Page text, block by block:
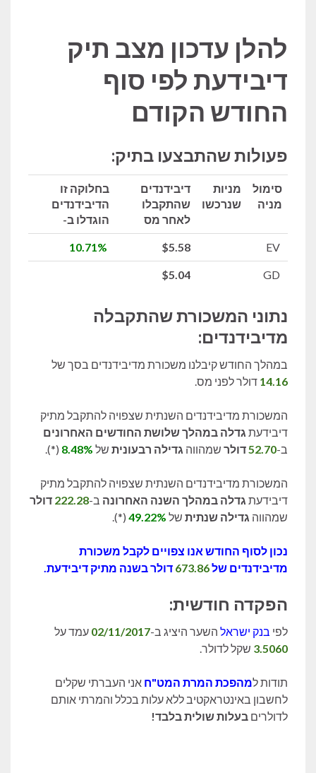
להלן עדכון מצב תיק
דיבידעת לפי סוף
החודש הקודם
פעולות שהתבצעו בתיק:
סימול
מניה
מניות
שנרכשו
דיבידנדים
שהתקבלו
לאחר מס
בחלוקה זו
הדיבידנדים
הוגדלו ב-
$5.58
10.71%
$5.04
נתוני המשכורת שהתקבלה
מדיבידנדים:
במהלך החודש קיבלנו משכורת מדיבידנדים בסך של
14.16 דולר לפני מס.
המשכורת מדיבידנדים השנתית שצפויה להתקבל מתיק
דיבידעת גדלה במהלך שלושת החודשים האחרונים
ב-52.70דולר שמהווה גדילה רבעונית של 8.48%
(*).
המשכורת מדיבידנדים השנתית שצפויה להתקבל מתיק
דיבידעת גדלה במהלך השנה האחרונה ב-222.28 דולר
שמהווה גדילה שנתית של 49.22%
(*).
נכון לסוף החודש אנו צפויים לקבל משכורת
מדיבידנדים של673.86 דולר בשנה מתיק דיבידעת.
הפקדה חודשית:
לפי בנק ישראל השער היציג ב-02/11/2017 עמד על
3.5060 שקל לדולר.
תודות למהפכת המרת המט"ח אני העברתי שקלים
לחשבון באינטראקטיב ללא עלות בכלל והמרתי אותם
לדולרים בעלות שולית בלבד!